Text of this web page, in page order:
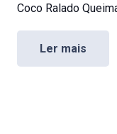
Coco Ralado
Ler mais